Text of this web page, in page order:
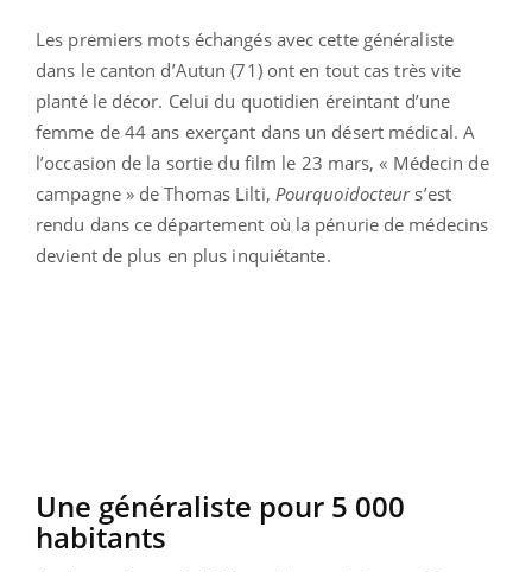
Les premiers mots échangés avec cette généraliste
dans le canton d’Autun (71) ont en tout cas très vite
planté le décor. Celui du quotidien éreintant d’une
femme de 44 ans exerçant dans un désert médical. A
l’occasion de la sortie du film le 23 mars, « Médecin de
campagne » de Thomas Lilti, Pourquoidocteurs’est
rendu dans ce département où la pénurie de médecins
devient de plus en plus inquiétante.
Une généraliste pour 5 000
habitants